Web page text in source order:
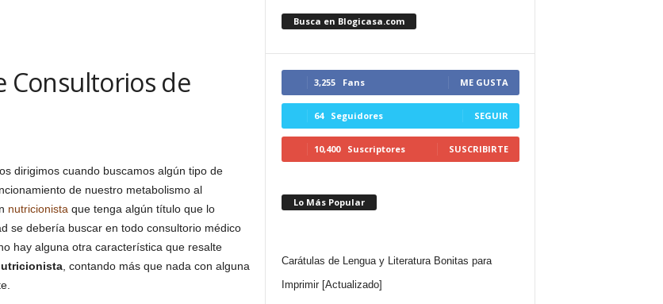
Consultorios de
dirigimos cuando buscamos algún tipo de
de nuestro metabolismo al
nutricionista que tenga algún título que lo
se debería buscar en todo consultorio médico
hay alguna otra característica que resalte
, contando más que nada con alguna
Busca en Blogicasa.com
3,255 Fans ME GUSTA
64 Seguidores SEGUIR
10,400 Suscriptores SUSCRIBIRTE
Lo Más Popular
Carátulas de Lengua y Literatura Bonitas para
Imprimir [Actualizado]